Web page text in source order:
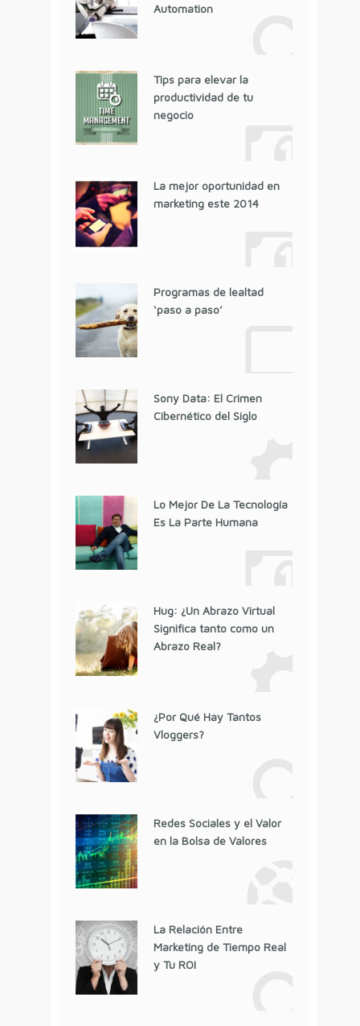
Automation
Tips para elevar la
productividad de tu
negocio
La mejor oportunidad en
marketing este 2014
Programas de lealtad
‘paso a paso’
Sony Data: El Crimen
Cibernético del Siglo
Lo Mejor De La Tecnología
Es La Parte Humana
Hug: ¿Un Abrazo Virtual
Significa tanto como un
Abrazo Real?
¿Por Qué Hay Tantos
Vloggers?
Redes Sociales y el Valor
en la Bolsa de Valores
La Relación Entre
Marketing de Tiempo Real
y Tu ROI